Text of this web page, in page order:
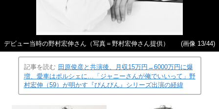
デビュー当時の野村宏伸さん（写真＝野村宏伸さん提供） (画像 13/44)
記事を読む 田原俊彦と共演後、月収15万円→6000万円に爆
増、愛車はポルシェに…「ジャニーさんが俺でいいって」野
村宏伸（59）が明かす『びんびん』シリーズ出演の経緯